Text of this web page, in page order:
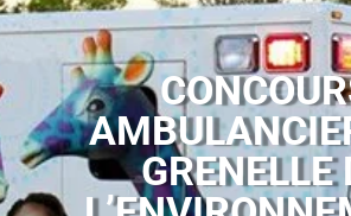
GRENELLE